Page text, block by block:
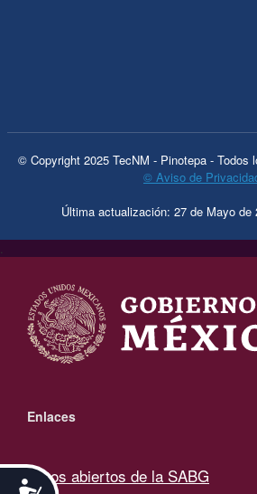
Accesibilidad
© Copyright 2025 TecNM - Pinotepa - Todos
© Aviso de
Última actualización: 27 de Mayo de
.
Enlaces
Datos abiertos de la SABG